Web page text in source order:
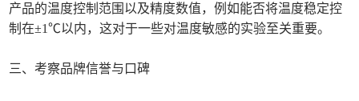
产品的温度控制范围以及精度数值，例如能否将温度稳定控
制在±1℃以内，这对于一些对温度敏感的实验至关重要。
三、考察品牌信誉与口碑